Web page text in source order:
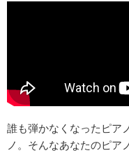
誰も弾かなくなったピア
ノ。そんなあなたのピア